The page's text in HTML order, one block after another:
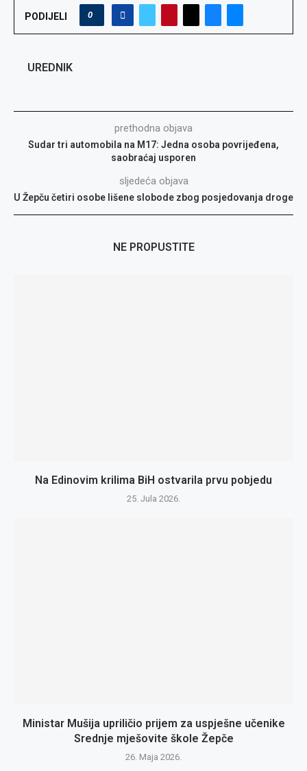
PODIJELI 0
UREDNIK
prethodna objava
Sudar tri automobila na M17: Jedna osoba povrijeđena,
saobraćaj usporen
sljedeća objava
U Žepču četiri osobe lišene slobode zbog posjedovanja droge
NE PROPUSTITE
Na Edinovim krilima BiH ostvarila prvu pobjedu
25. Jula 2026.
Ministar Mušija upriličio prijem za uspješne učenike
Srednje mješovite škole Žepče
26. Maja 2026.